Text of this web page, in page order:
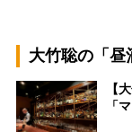
大竹聡の「昼
【
「